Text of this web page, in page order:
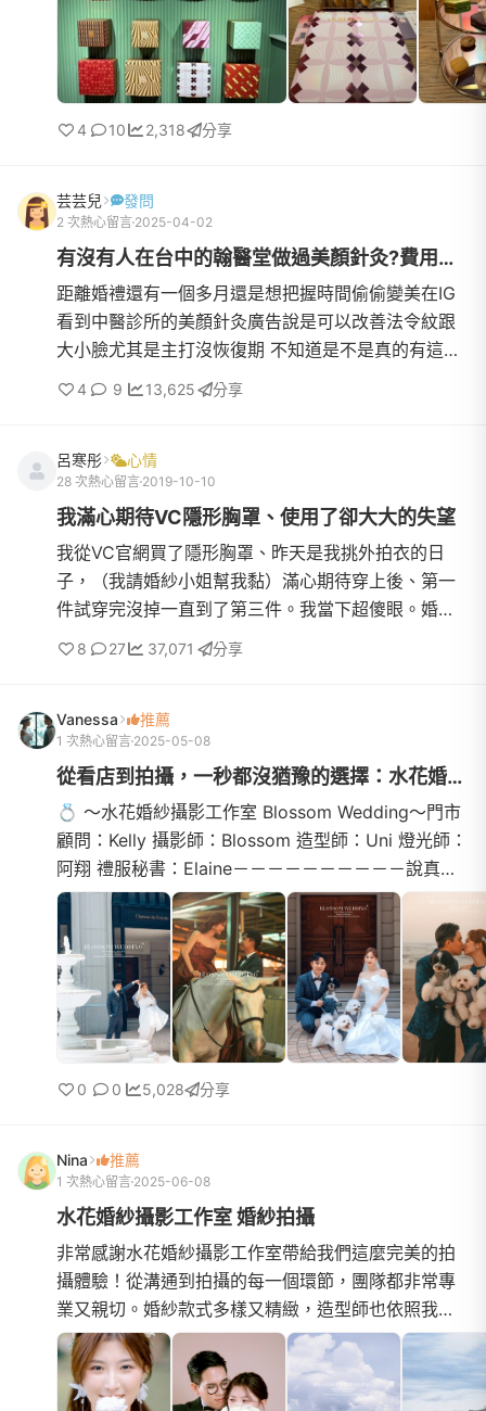
4 10 2,318 分享
芸芸兒 發問
2 次熱心留言 2025-04-02
有沒有人在台中的翰醫堂做過美顏針灸?費用怎麼算呢?
距離婚禮還有一個多月還是想把握時間偷偷變美在IG
看到中醫診所的美顏針灸廣告說是可以改善法令紋跟
大小臉尤其是主打沒恢復期 不知道是不是真的有這麼
神想說家裡附近的這家翰醫堂中醫診所總是很多人上
網看他們也有在...
4 9 13,625 分享
呂寒彤 心情
28 次熱心留言 2019-10-10
我滿心期待VC隱形胸罩、使用了卻大大的失望
我從VC官網買了隱形胸罩、昨天是我挑外拍衣的日
子，（我請婚紗小姐幫我黏）滿心期待穿上後、第一
件試穿完沒掉一直到了第三件。我當下超傻眼。婚紗
小姐：馬上問我、需不需要我先拿試用的給你用我：
好的、不好意思、麻煩你了我當下真想找個洞鑽，我
身上黏的隱形胸罩是哪個牌子的。我就直接買了（絕
世好波）真的超黏！！很好用（推推推）
8 27 37,071 分享
Vanessa 推薦
1 次熱心留言 2025-05-08
從看店到拍攝，一秒都沒猶豫的選擇：水花婚紗攝影工作室❤️
💍 ～水花婚紗攝影工作室 Blossom Wedding～門市
顧問：Kelly 攝影師：Blossom 造型師：Uni 燈光師：
阿翔 禮服秘書：Elaine－－－－－－－－－－說真
的，在拍婚紗之前我其實有點緊張，畢竟這可是人生
中的一場大事。但...
0 0 5,028 分享
Nina 推薦
1 次熱心留言 2025-06-08
水花婚紗攝影工作室 婚紗拍攝
非常感謝水花婚紗攝影工作室帶給我們這麼完美的拍
攝體驗！從溝通到拍攝的每一個環節，團隊都非常專
業又親切。婚紗款式多樣又精緻，造型師也依照我們
的風格做了細緻搭配，真的超級滿意！照片成果一拿
到真的驚艷，每一...